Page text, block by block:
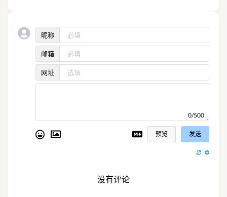
昵称
邮箱
网址
0/500
预览 发送
没有评论